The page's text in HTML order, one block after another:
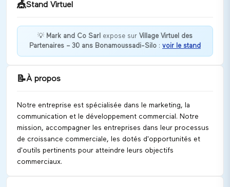
🎪Stand Virtuel
Découvrez nos solutions innovantes !
💡 Mark and Co Sarl expose sur Village Virtuel des
Partenaires – 30 ans Bonamoussadi-Silo : voir le stand
📝À propos
Notre entreprise est spécialisée dans le marketing, la
communication et le développement commercial. Notre
mission, accompagner les entreprises dans leur processus
de croissance commerciale, les dotés d'opportunités et
d'outils pertinents pour atteindre leurs objectifs
commerciaux.